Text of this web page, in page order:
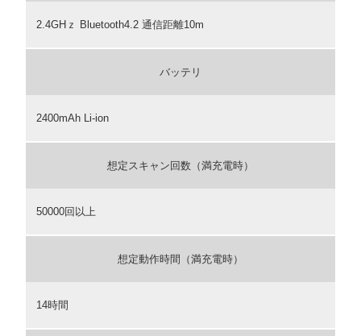
2.4GHｚ Bluetooth4.2 通信距離10m
バッテリ
2400mAh Li-ion
想定スキャン回数（満充電時）
50000回以上
想定動作時間（満充電時）
14時間